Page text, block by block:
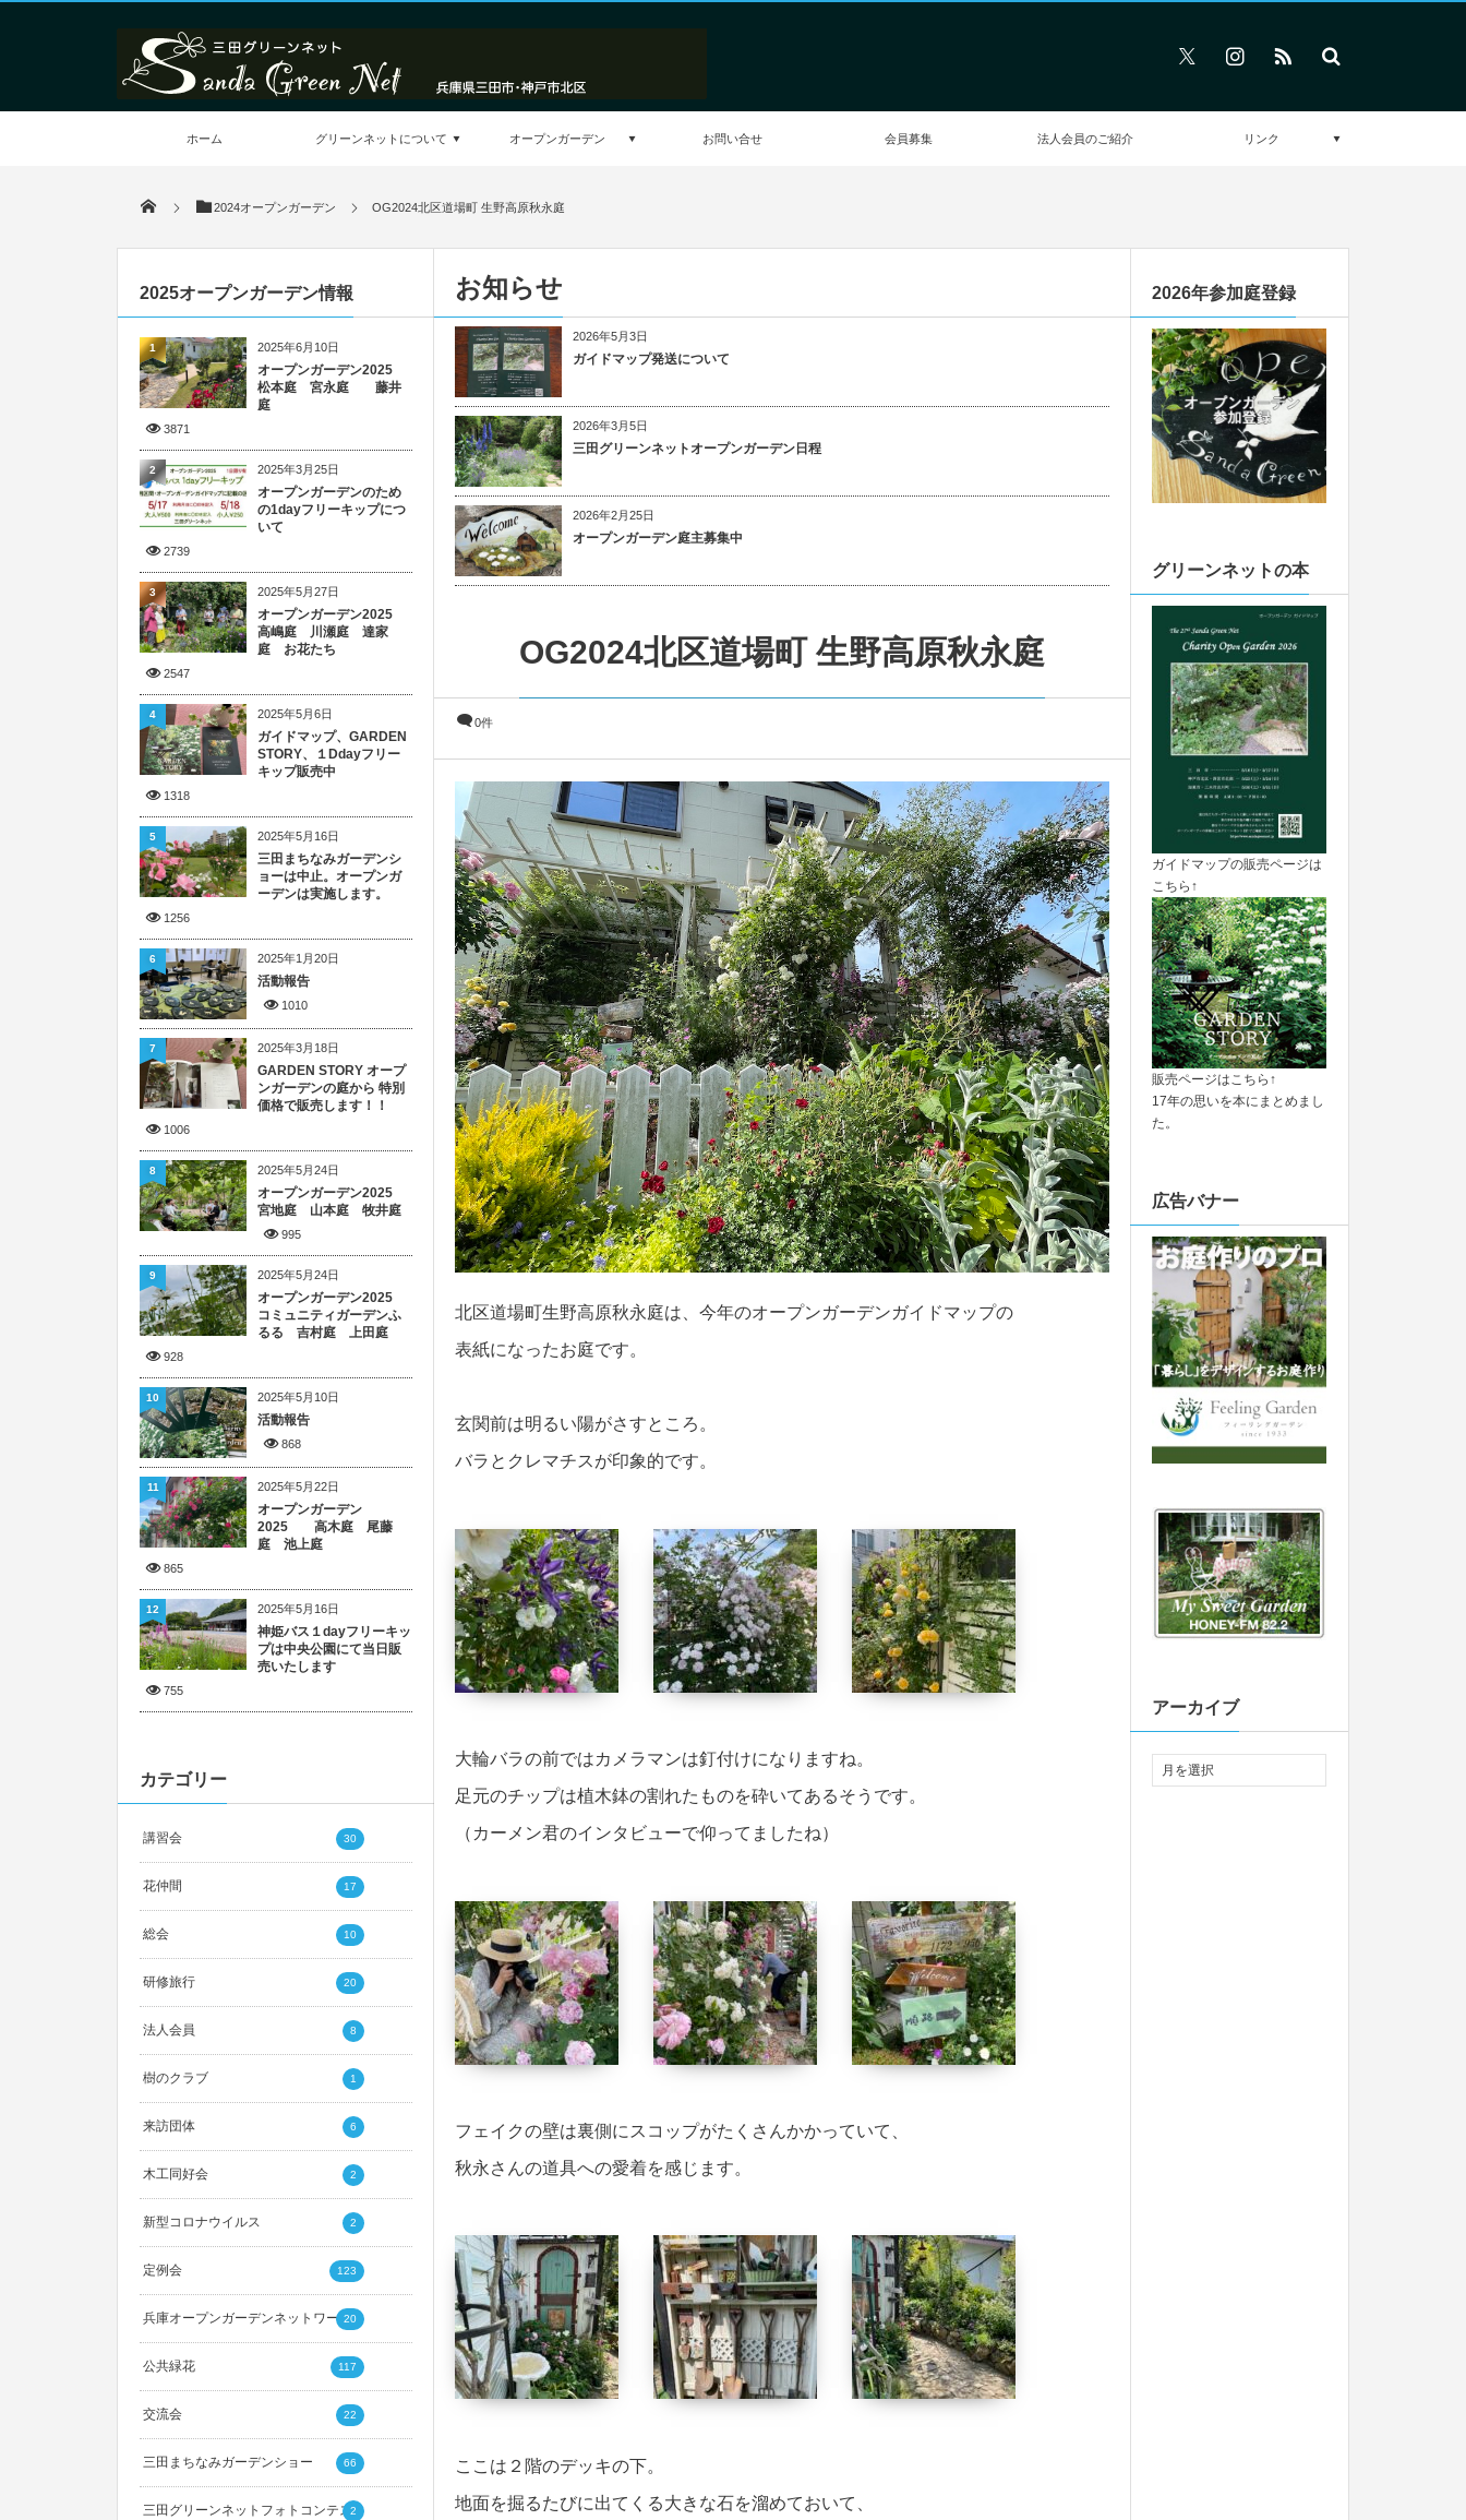
ホーム グリーンネットについて オープンガーデン お問い合せ 会員募集 法人会員のご紹介 リンク
2024オープンガーデン OG2024北区道場町 生野高原秋永庭
お知らせ
2026年5月3日
ガイドマップ発送について
2026年3月5日
三田グリーンネットオープンガーデン日程
2026年2月25日
オープンガーデン庭主募集中
OG2024北区道場町 生野高原秋永庭
0件
北区道場町生野高原秋永庭は、今年のオープンガーデンガイドマップの
表紙になったお庭です。
玄関前は明るい陽がさすところ。
バラとクレマチスが印象的です。
大輪バラの前ではカメラマンは釘付けになりますね。
足元のチップは植木鉢の割れたものを砕いてあるそうです。
（カーメン君のインタビューで仰ってましたね）
フェイクの壁は裏側にスコップがたくさんかかっていて、
秋永さんの道具への愛着を感じます。
ここは２階のデッキの下。
地面を掘るたびに出てくる大きな石を溜めておいて、
2025オープンガーデン情報
2025年6月10日
オープンガーデン2025
松本庭 宮永庭 藤井
庭
3871
1
2025年3月25日
オープンガーデンのため
の1dayフリーキップにつ
いて
2739
2
2025年5月27日
オープンガーデン2025
高嶋庭 川瀬庭 達家
庭 お花たち
2547
3
2025年5月6日
ガイドマップ、GARDEN
STORY、１Ddayフリー
キップ販売中
1318
4
2025年5月16日
三田まちなみガーデンシ
ョーは中止。オープンガ
ーデンは実施します。
1256
5
2025年1月20日
活動報告
1010
6
2025年3月18日
GARDEN STORY オープ
ンガーデンの庭から 特別
価格で販売します！！
1006
7
2025年5月24日
オープンガーデン2025
宮地庭 山本庭 牧井庭
995
8
2025年5月24日
オープンガーデン2025
コミュニティガーデンふ
るる 吉村庭 上田庭
928
9
2025年5月10日
活動報告
868
10
2025年5月22日
オープンガーデン
2025 高木庭 尾藤
庭 池上庭
865
11
2025年5月16日
神姫バス１dayフリーキッ
プは中央公園にて当日販
売いたします
755
12
カテゴリー
講習会 30
花仲間 17
総会 10
研修旅行 20
法人会員 8
樹のクラブ 1
来訪団体 6
木工同好会 2
新型コロナウイルス 2
定例会 123
兵庫オープンガーデンネットワーク20
公共緑花 117
交流会 22
三田まちなみガーデンショー 66
三田グリーンネットフォトコンテスト
2
2026年参加庭登録
グリーンネットの本
ガイドマップの販売ページは
こちら↑
販売ページはこちら↑
17年の思いを本にまとめまし
た。
広告バナー
アーカイブ